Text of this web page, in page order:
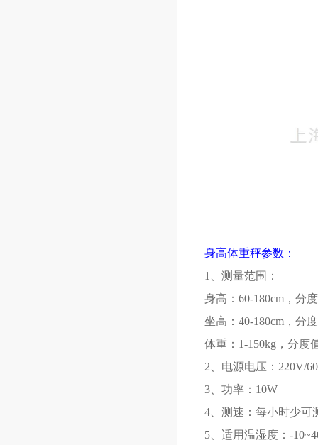
身高体重秤参数：
1、测量范围：
身高：60-180cm，分
坐高：40-180cm，分
体重：1-150kg，分度
2、电源电压：220V/
3、功率：10W
4、测速：每小时少可
5、适用温湿度：-